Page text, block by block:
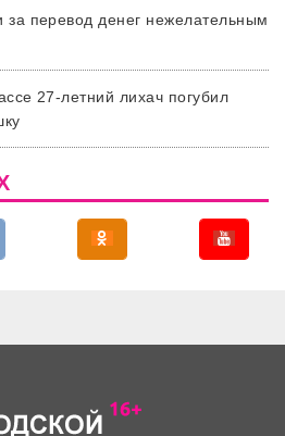
за перевод денег нежелательным
27-летний лихач погубил